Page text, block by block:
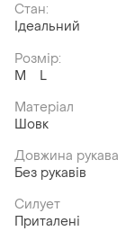
Стан:
Ідеальний
Розмір:
M
L
Матеріал
Шовк
Довжина рукава
Без рукавів
Силует
Приталені